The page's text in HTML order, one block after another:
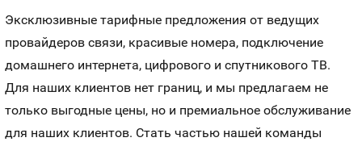
Эксклюзивные тарифные предложения от ведущих
провайдеров связи, красивые номера, подключение
домашнего интернета, цифрового и спутникового ТВ.
Для наших клиентов нет границ, и мы предлагаем не
только выгодные цены, но и премиальное обслуживание
для наших клиентов. Стать частью нашей команды